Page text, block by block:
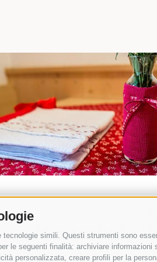
simili. Questi strumenti sono
le seguenti finalità: archiviare
personalizzata, creare profili per la
IMPRESSIONI
Maurerhof -